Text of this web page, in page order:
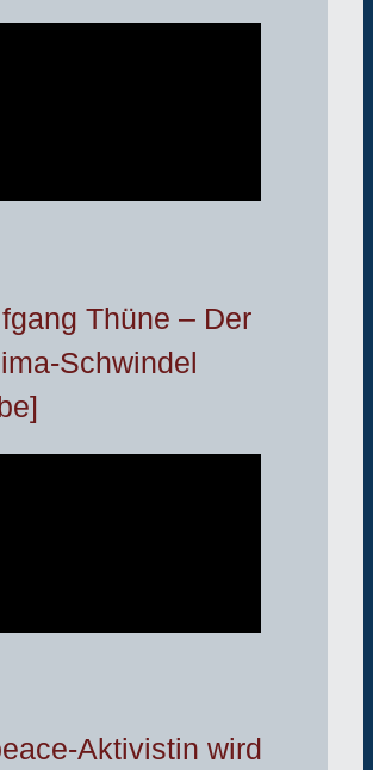
Thüne – Der
Schwindel
Aktivistin wird